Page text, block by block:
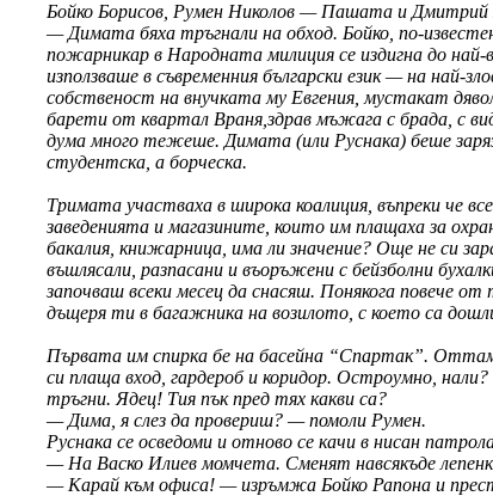
Бойко Борисов, Румен Николов — Пашата и Дмитрий
— Димата бяха тръгнали на обход. Бойко, по-
пожарникар в Народната милиция се издигна до
използваше в съвременния български език — на най-
собственост на внучката му Евгения, мустакат
барети от квартал Враня,здрав мъжага с брада, с
дума много тежеше. Димата (или Руснака) беше
студентска, а борческа.
Тримата участваха в широка коалиция, въпреки че
заведенията и магазините, които им плащаха за
бакалия, книжарница, има ли значение? Още не си
въшлясали, разпасани и въоръжени с бейзболни
започваш всеки месец да снасяш. Понякога повече
дъщеря ти в багажника на возилото, с което са
Първата им спирка бе на басейна “Спартак”. Оттам
си плаща вход, гардероб и коридор. Остроумно,
тръгни. Ядец! Тия пък пред тях какви са?
— Дима, я слез да провериш? — помоли Румен.
Руснака се осведоми и отново се качи в нисан
— На Васко Илиев момчета. Сменят навсякъде
— Карай към офиса! — изръмжа Бойко Рапона и